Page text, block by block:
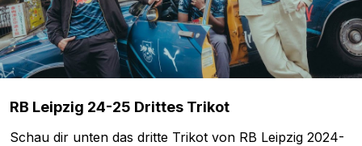
RB Leipzig 24-25 Drittes Trikot
Schau dir unten das dritte Trikot von RB Leipzig 2024-